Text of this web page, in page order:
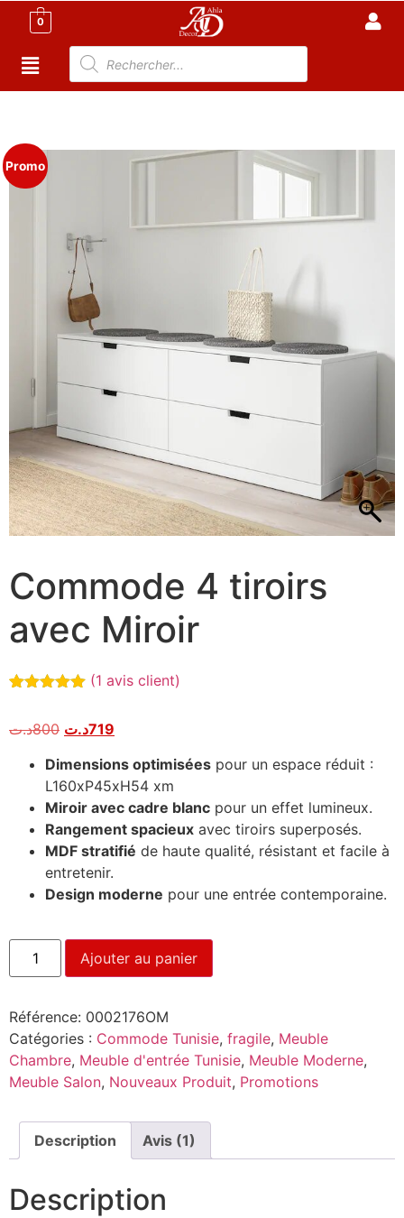
0
Promo
Commode 4 tiroirs
avec Miroir
basé sur
client
(1 avis client)
800د.ت 719د.ت
Dimensions optimisées pour un espace réduit :
L160xP45xH54 xm
Miroir avec cadre blanc pour un effet lumineux.
Rangement spacieux avec tiroirs superposés.
MDF stratifié de haute qualité, résistant et facile à
entretenir.
Design moderne pour une entrée contemporaine.
Ajouter au panier
Référence: 0002176OM
Catégories : Commode Tunisie, fragile, Meuble
Chambre, Meuble d'entrée Tunisie, Meuble Moderne,
Meuble Salon, Nouveaux Produit, Promotions
Description Avis (1)
Description